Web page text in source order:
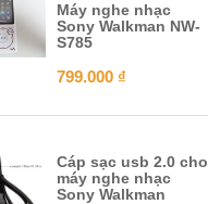
Máy nghe nhạc
Sony Walkman NW-
S785
799.000 ₫
Cáp sạc usb 2.0 cho
máy nghe nhạc
Sony Walkman